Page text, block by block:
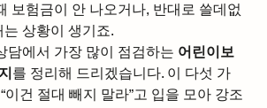
보험금이 안 나오거나, 반대로 쓸데없
상황이 생기죠.
담에서 가장 많이 점검하는 어린이보
를 정리해 드리겠습니다. 이 다섯 가
이건 절대 빼지 말라”고 입을 모아 강조